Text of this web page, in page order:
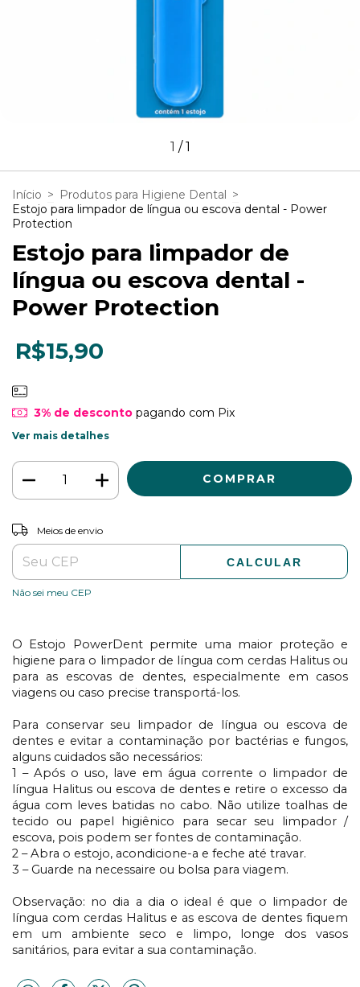
1 /1
Início > Produtos para Higiene Dental >
Estojo para limpador de língua ou escova dental - Power
Protection
Estojo para limpador de
língua ou escova dental -
Power Protection
R$15,90
3% de descontopagando com Pix
Ver mais detalhes
Entregas para o CEP:
Meios de envio
CALCULAR
Não sei meu CEP
O Estojo PowerDentpermite uma maior proteção e
higiene para o limpador de língua com cerdas Halitusou
para as escovas de dentes, especialmente em casos
viagens ou caso precise transportá-los.
Para conservar seu limpadorde língua ou escova de
dentes e evitar a contaminação por bactérias e fungos,
alguns cuidados são necessários:
1 – Após o uso,
lave em água corrente o limpador de
língua Halitus ou escova de dentese retire o excesso da
água com leves batidas no cabo. Não utilize toalhas de
tecido ou papel higiênico para secar seu limpador /
escova, pois podem ser fontes de contaminação.
2 – Abra o estojo, acondicione-a e feche até travar.
3 – Guarde na necessaire ou bolsa para viagem.
Observação: no dia a dia o ideal é que o limpador de
língua com cerdas Halitus e as escova de dentes fiquem
em um ambiente seco e limpo, longe dos vasos
sanitários, para evitar a sua contaminação.